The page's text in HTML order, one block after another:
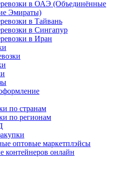
в ОАЭ (Объединённые
Эмираты)
в Тайвань
в Сингапур
в Иран
по странам
по регионам
оптовые маркетплэйсы
контейнеров онлайн